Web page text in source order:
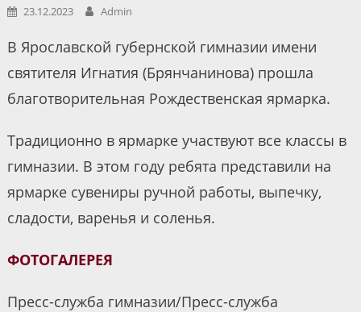
23.12.2023 Admin
В Ярославской губернской гимназии имени
святителя Игнатия (Брянчанинова) прошла
благотворительная Рождественская ярмарка.
Традиционно в ярмарке участвуют все классы в
гимназии. В этом году ребята представили на
ярмарке сувениры ручной работы, выпечку,
сладости, варенья и соленья.
ФОТОГАЛЕРЕЯ
Пресс-служба гимназии/Пресс-служба